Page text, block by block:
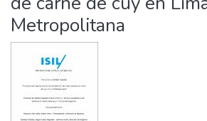
Metropolitana